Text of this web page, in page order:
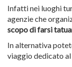
Infatti nei luoghi
agenzie che
scopo di farsi
In alternativa
viaggio dedicato